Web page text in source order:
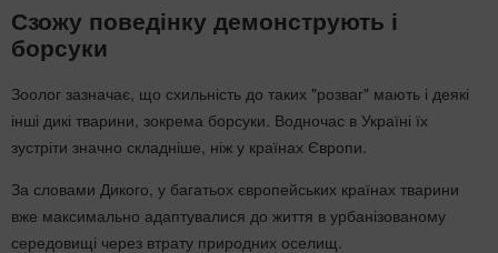
Сзожу поведінку демонструють і
борсуки
Зоолог зазначає, що схильність до таких "розваг" мають і деякі
інші дикі тварини, зокрема борсуки. Водночас в Україні їх
зустріти значно складніше, ніж у країнах Європи.
За словами Дикого, у багатьох європейських країнах тварини
вже максимально адаптувалися до життя в урбанізованому
середовищі через втрату природних оселищ.